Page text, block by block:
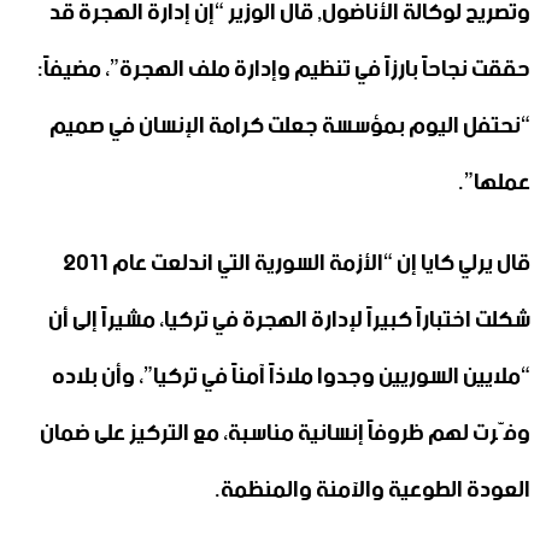
وتصريح لوكالة الأناضول, قال الوزير “إن إدارة الهجرة قد
حققت نجاحاً بارزاً في تنظيم وإدارة ملف الهجرة”، مضيفاً:
“نحتفل اليوم بمؤسسة جعلت كرامة الإنسان في صميم
عملها”.
قال يرلي كايا إن “الأزمة السورية التي اندلعت عام 2011
شكلت اختباراً كبيراً لإدارة الهجرة في تركيا، مشيراً إلى أن
“ملايين السوريين وجدوا ملاذاً آمناً في تركيا”، وأن بلاده
وفّرت لهم ظروفاً إنسانية مناسبة، مع التركيز على ضمان
العودة الطوعية والآمنة والمنظمة.